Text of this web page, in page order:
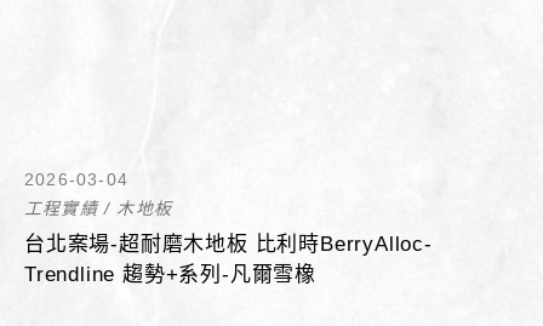
2026-03-04
工程實績/ 木地板
台北案場-超耐磨木地板 比利時BerryAlloc-
Trendline 趨勢+系列-凡爾雪橡